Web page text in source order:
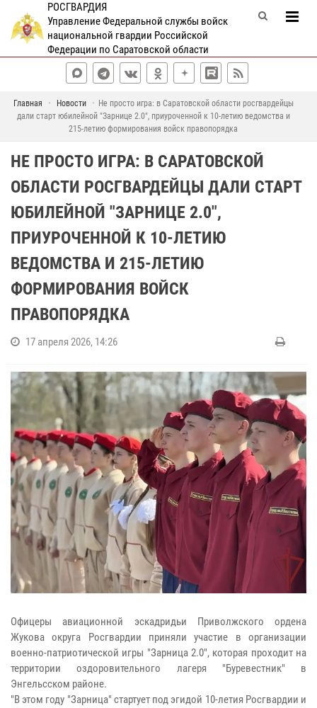
РОСГВАРДИЯ
Управление Федеральной службы войск
национальной гвардии Российской
Федерации по Саратовской области
Главная Новости
Не просто игра: в Саратовской области росгвардейцы
дали старт юбилейной "Зарнице 2.0", приуроченной к 10-летию ведомства и
215-летию формирования войск правопорядка
НЕ ПРОСТО ИГРА: В САРАТОВСКОЙ
ОБЛАСТИ РОСГВАРДЕЙЦЫ ДАЛИ СТАРТ
ЮБИЛЕЙНОЙ "ЗАРНИЦЕ 2.0",
ПРИУРОЧЕННОЙ К 10-ЛЕТИЮ
ВЕДОМСТВА И 215-ЛЕТИЮ
ФОРМИРОВАНИЯ ВОЙСК
ПРАВОПОРЯДКА
17 апреля 2026, 14:26
Офицеры авиационной эскадридьи Приволжского ордена
Жукова округа Росгвардии приняли участие в организации
военно-патриотической игры "Зарница 2.0", которая проходит на
территории оздоровительного лагеря "Буревестник" в
Энгельсском районе.
"В этом году "Зарница" стартует под эгидой 10-летия Росгвардии и